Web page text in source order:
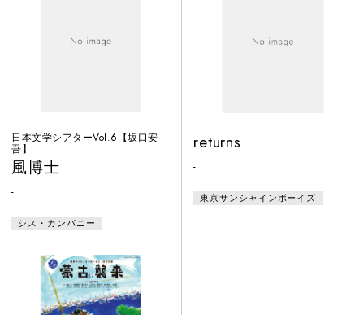
日本文学シアターVol.6【坂口安
吾】
風博士
-
シス・カンパニー
returns
-
東京サンシャインボーイズ